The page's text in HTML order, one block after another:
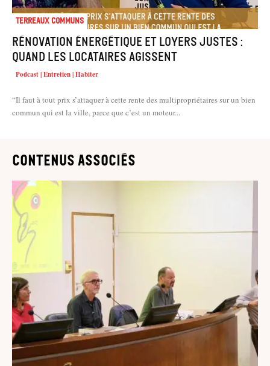
Terreaux Communs
Rénovation énergétique et loyers justes :
quand les locataires agissent
Podcast | Entretien | Habiter
“Il faut à tout prix s’attaquer à cette rente des multipropriétaires sur un bien
commun qui est la ville, parce que c’est un moteur...
contenus associés